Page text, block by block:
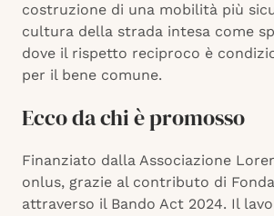
costruzione di una mobilità più
cultura della strada intesa come
dove il rispetto reciproco è
per il bene comune.
Ecco da chi è promosso
Finanziato dalla Associazione
onlus, grazie al contributo di
attraverso il Bando Act 2024. Il